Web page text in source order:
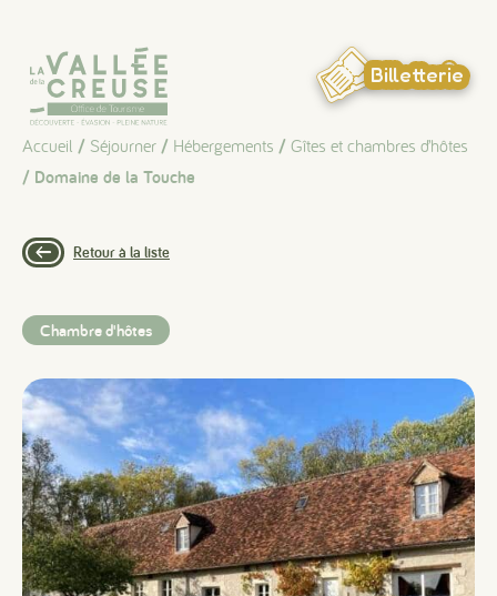
Billetterie
Accueil / Séjourner / Hébergements / Gîtes et chambres d’hôtes
/ Domaine de la Touche
Retour à la liste
Chambre d'hôtes